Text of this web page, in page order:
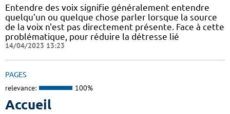
Entendre des voix signifie généralement entendre
quelqu'un ou quelque chose parler lorsque la source
de la voix n'est pas directement présente. Face à cette
problématique, pour réduire la détresse lié
14/04/2023 13:23
PAGES
relevance: 100%
Accueil